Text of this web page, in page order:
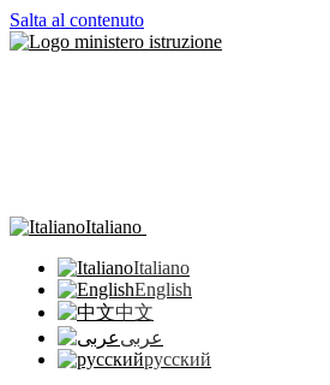
Salta al contenuto
Italiano
Italiano
English
中文
عربى
русский